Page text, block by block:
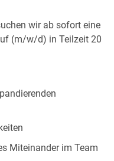
wir ab sofort eine
(m/w/d) in Teilzeit 20
Miteinander im Team